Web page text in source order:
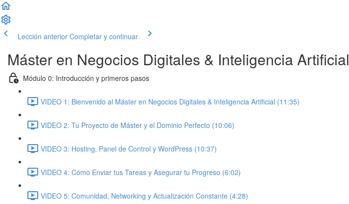
Lección anterior Completar y continuar
Máster en Negocios Digitales & Inteligencia Artificial
Módulo 0: Introducción y primeros pasos
VIDEO 1: Bienvenido al Máster en Negocios Digitales & Inteligencia Artificial (11:35)
VIDEO 2: Tu Proyecto de Máster y el Dominio Perfecto (10:06)
VIDEO 3: Hosting, Panel de Control y WordPress (10:37)
VIDEO 4: Cómo Enviar tus Tareas y Asegurar tu Progreso (6:02)
VIDEO 5: Comunidad, Networking y Actualización Constante (4:28)